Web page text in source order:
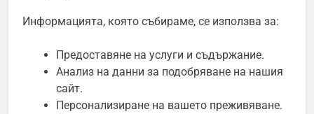
Информацията, която събираме, се използва за:
Предоставяне на услуги и съдържание.
Анализ на данни за подобряване на нашия
сайт.
Персонализиране на вашето преживяване.